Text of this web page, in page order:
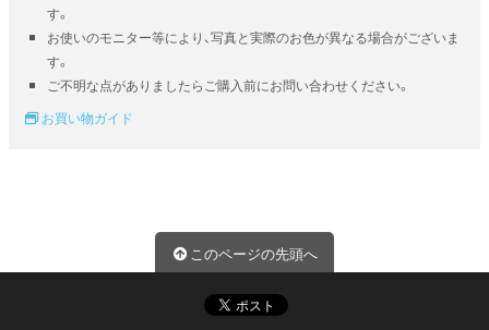
す。
お使いのモニター等により、写真と実際のお色が異なる場合がございま
す。
ご不明な点がありましたらご購入前にお問い合わせください。
お買い物ガイド
このページの先頭へ